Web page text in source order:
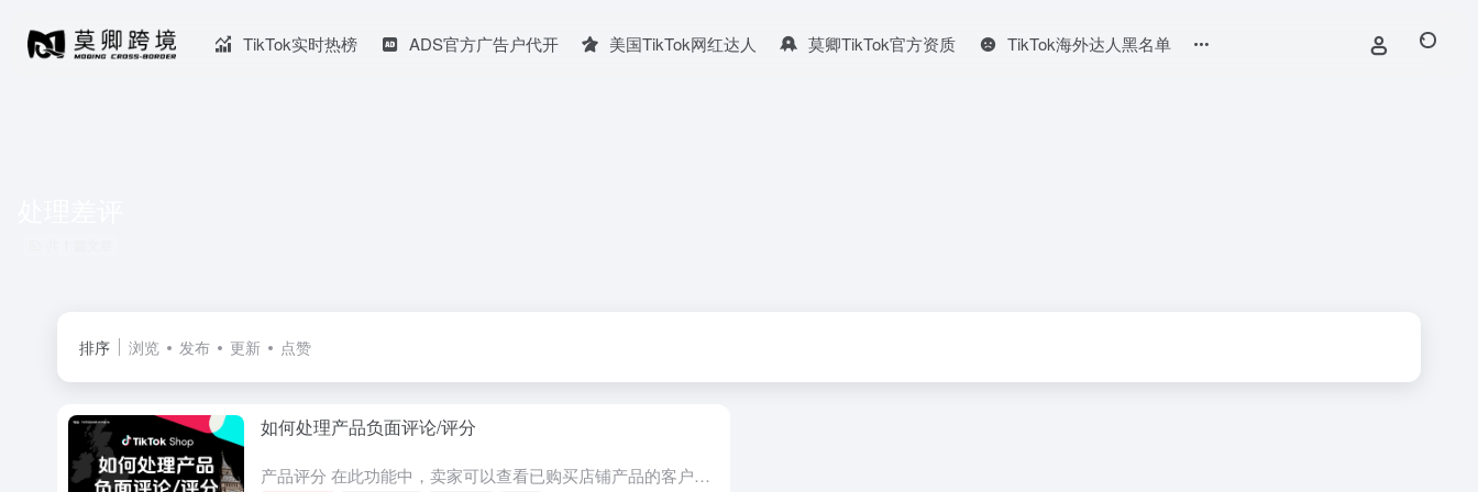
TikTok实时热榜 ADS官方广告户代开 美国TikTok网红达人 莫卿TikTok官方资质 TikTok海外达人黑名单
排序 浏览 发布 更新 点赞
如何处理产品负面评论/评分
产品评分 在此功能中，卖家可以查看已购买店铺产品的客户的产品评分和评论。卖家还可以回复评论，感谢、道歉、澄清评论内容，甚至在问题解决后请求客户修改评论。 前往 TikTok Shop 卖家中心 > P...